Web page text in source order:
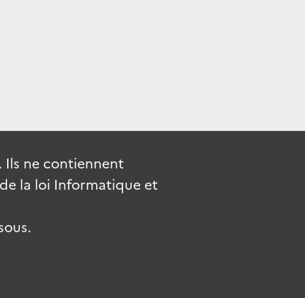
Ils ne contiennent
la loi Informatique et